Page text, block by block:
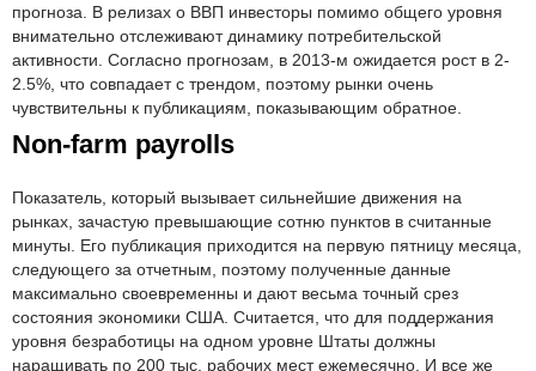
прогноза. В релизах о ВВП инвесторы помимо общего уровня
внимательно отслеживают динамику потребительской
активности. Согласно прогнозам, в 2013-м ожидается рост в 2-
2.5%, что совпадает с трендом, поэтому рынки очень
чувствительны к публикациям, показывающим обратное.
Non-farm payrolls
Показатель, который вызывает сильнейшие движения на
рынках, зачастую превышающие сотню пунктов в считанные
минуты. Его публикация приходится на первую пятницу месяца,
следующего за отчетным, поэтому полученные данные
максимально своевременны и дают весьма точный срез
состояния экономики США. Считается, что для поддержания
уровня безработицы на одном уровне Штаты должны
наращивать по 200 тыс. рабочих мест ежемесячно. И все же